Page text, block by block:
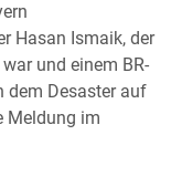
Hasan Ismaik, der
und einem BR-
dem Desaster auf
Meldung im